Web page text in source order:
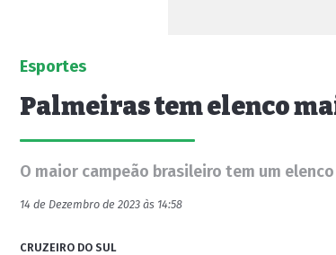
Esportes
Palmeiras tem elenco
O maior campeão brasileiro tem um
14 de Dezembro de 2023 às 14:58
CRUZEIRO DO SUL